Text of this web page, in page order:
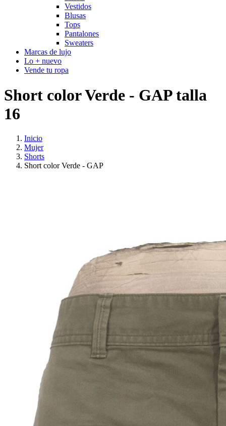
Vestidos
Blusas
Tops
Pantalones
Sweaters
Marcas de lujo
Lo + nuevo
Vende tu ropa
Short color Verde - GAP talla
16
Inicio
Mujer
Shorts
Short color Verde - GAP